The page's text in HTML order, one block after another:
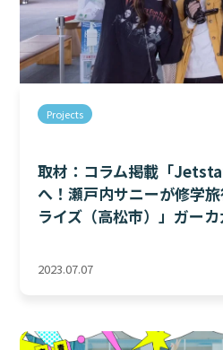
Projects
取材：コラム掲載「
へ！瀬戸内サニーが修学
ライズ（高松市）」ガー
2023.07.07